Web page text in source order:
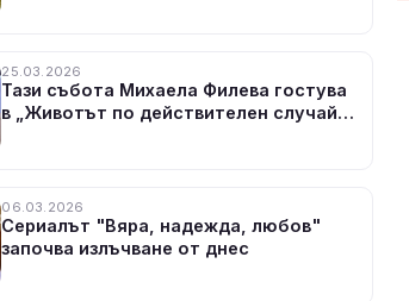
25.03.2026
Тази събота Михаела Филева гостува
в „Животът по действителен случай“
06.03.2026
Сериалът "Вяра, надежда, любов"
започва излъчване от днес